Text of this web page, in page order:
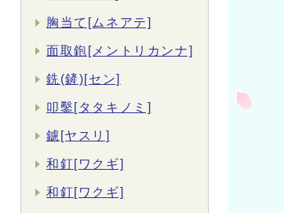
胸当て[ムネアテ]
面取鉋[メントリカンナ]
銑(鏟)[セン]
叩鑿[タタキノミ]
鑢[ヤスリ]
和釘[ワクギ]
和釘[ワクギ]